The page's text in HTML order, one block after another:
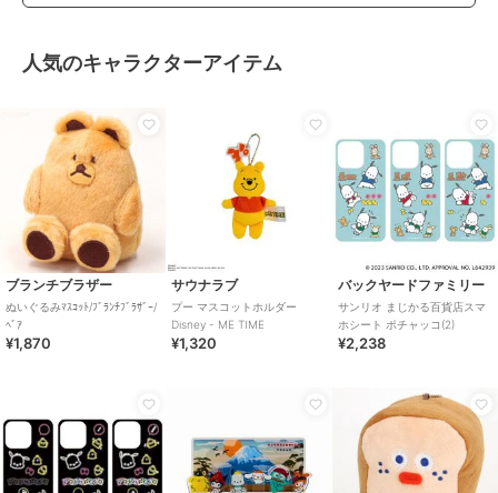
人気のキャラクターアイテム
ブランチブラザー
ぬいぐるみﾏｽｺｯﾄ/ﾌﾞﾗﾝﾁﾌﾞﾗｻﾞｰ/
ﾍﾞｱ
¥1,870
サウナラブ
プー マスコットホルダー
Disney - ME TIME
¥1,320
バックヤードファミリー
サンリオ まじかる百貨店スマ
ホシート ポチャッコ(2)
¥2,238